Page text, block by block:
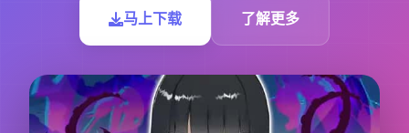
马上下载 了解更多